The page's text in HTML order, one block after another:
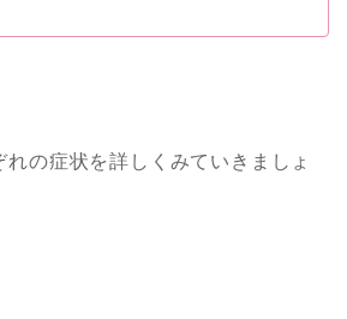
れの症状を詳しくみていきましょ